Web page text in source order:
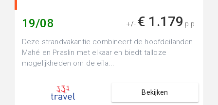
19/08 +/- € 1.179 p.p.
Deze strandvakantie combineert de hoofdeilanden
Mahé en Praslin met elkaar en biedt talloze
mogelijkheden om de eila...
Bekijken